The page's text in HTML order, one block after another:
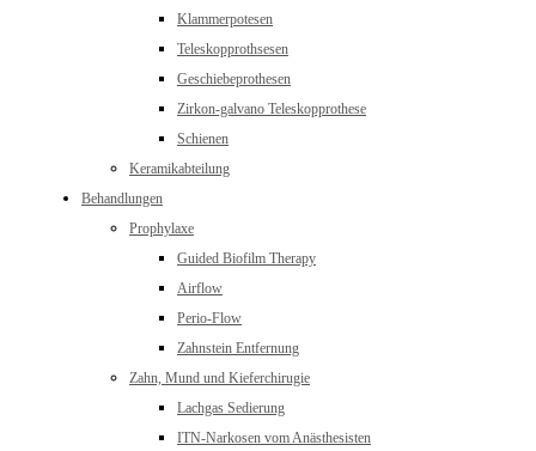
Klammerpotesen
Teleskopprothsesen
Geschiebeprothesen
Zirkon-galvano Teleskopprothese
Schienen
Keramikabteilung
Behandlungen
Prophylaxe
Guided Biofilm Therapy
Airflow
Perio-Flow
Zahnstein Entfernung
Zahn, Mund und Kieferchirugie
Lachgas Sedierung
ITN-Narkosen vom Anästhesisten